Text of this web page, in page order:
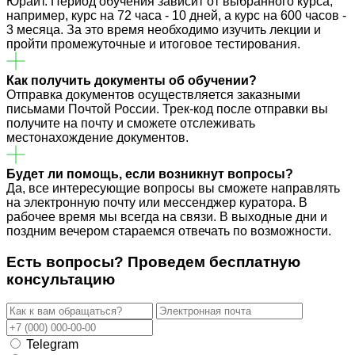
например, курс на 72 часа - 10 дней, а курс на 600 часов -
3 месяца. За это время необходимо изучить лекции и
пройти промежуточные и итоговое тестирования.
Как получить документы об обучении?
Отправка документов осуществляется заказными
письмами Почтой России. Трек-код после отправки вы
получите на почту и сможете отслеживать
местонахождение документов.
Будет ли помощь, если возникнут вопросы?
Да, все интересующие вопросы вы сможете направлять
на электронную почту или мессенджер куратора. В
рабочее время мы всегда на связи. В выходные дни и
поздним вечером стараемся отвечать по возможности.
Есть вопросы? Проведем бесплатную
консультацию
Telegram